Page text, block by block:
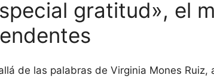
gratitud», el
de las palabras de Virginia Mones